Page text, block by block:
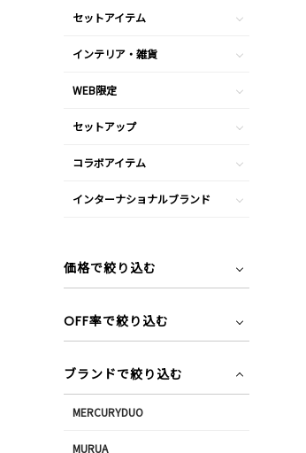
セットアイテム
インテリア・雑貨
WEB限定
セットアップ
コラボアイテム
インターナショナルブランド
価格で絞り込む
OFF率で絞り込む
ブランドで絞り込む
MERCURYDUO
MURUA